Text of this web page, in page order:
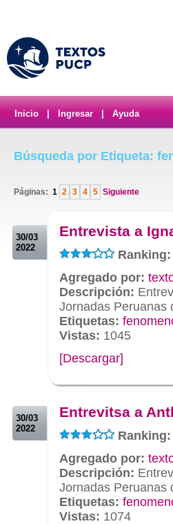
Inicio Ingresar Ayuda
Búsqueda por Etiqueta:
Páginas: 1 2 3 4 5 Siguiente
30/03
2022
Entrevista a
Ranking:
Agregado por:
Descripción:
Jornadas Peruanas
Etiquetas:
Vistas: 1045
[Descargar]
30/03
2022
Entrevitsa a
Ranking:
Agregado por:
Descripción:
Jornadas Peruanas
Etiquetas:
Vistas: 1074